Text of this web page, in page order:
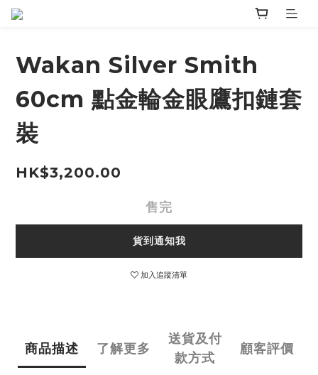
Wakan Silver Smith
60cm 點金輪金眼鷹扣鏈套
裝
HK$3,200.00
售完
貨到通知我
加入追蹤清單
商品描述 了解更多
送貨及付
款方式
顧客評價